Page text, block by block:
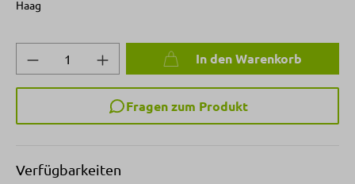
Haag
Produkt Anzahl: Gib den gewünschten
In den Warenkorb
Fragen zum Produkt
Verfügbarkeiten